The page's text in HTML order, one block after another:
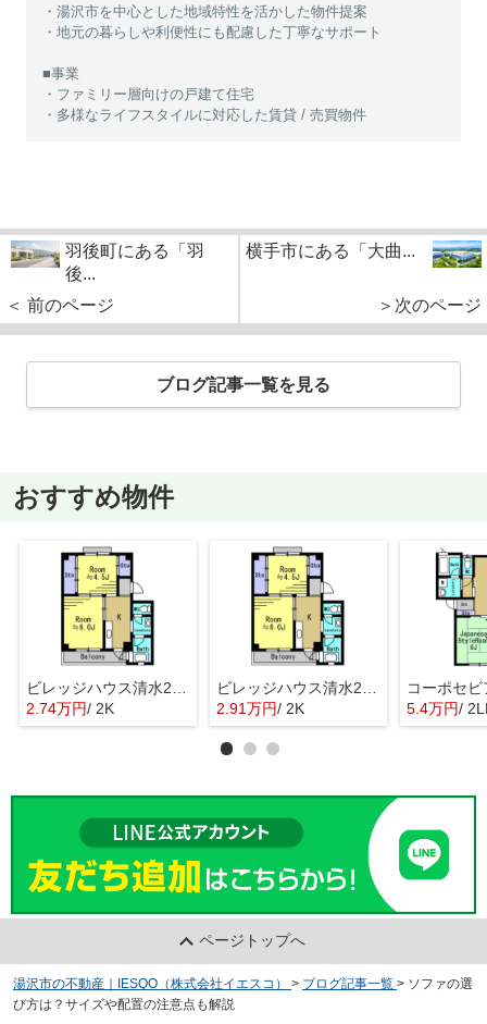
・湯沢市を中心とした地域特性を活かした物件提案
・地元の暮らしや利便性にも配慮した丁寧なサポート
■事業
・ファミリー層向けの戸建て住宅
・多様なライフスタイルに対応した賃貸 / 売買物件
羽後町にある「羽
後...
＜ 前のページ
横手市にある「大曲...
＞次のページ
ブログ記事一覧を見る
おすすめ物件
ビレッジハウス清水2号棟
2.74万円/ 2K
ビレッジハウス清水2号棟
2.91万円/ 2K
コーポセ
5.4万円/
ページトップへ
湯沢市の不動産｜IESQO（株式会社イエスコ） > ブログ記事一覧 > ソファの選
び方は？サイズや配置の注意点も解説